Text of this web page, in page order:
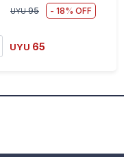
UYU 95 18
UYU 65